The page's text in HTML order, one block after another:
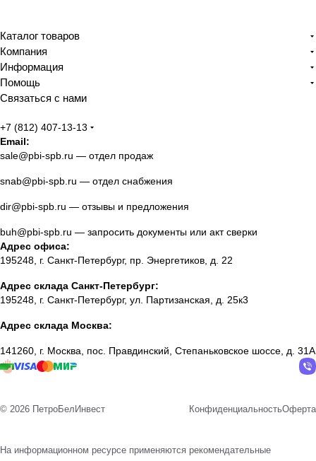
Каталог товаров
Компания
Информация
Помощь
Связаться с нами
+7 (812) 407-13-13
Email:
sale@pbi-spb.ru — отдел продаж
snab@pbi-spb.ru — отдел снабжения
dir@pbi-spb.ru — отзывы и предложения
buh@pbi-spb.ru — запросить документы или акт сверки
Адрес офиса:
195248, г. Санкт-Петербург, пр. Энергетиков, д. 22
Адрес склада Санкт-Петербург:
195248, г. Санкт-Петербург, ул. Партизанская, д. 25к3
Адрес склада Москва:
141260, г. Москва, пос. Правдинский, Степаньковское шоссе, д. 31А
© 2026 ПетроБелИнвест КонфиденциальностьОферта
На информационном ресурсе применяются рекомендательные